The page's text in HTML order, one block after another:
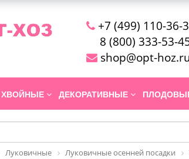
+7 (499) 110-36-
8 (800) 333-53-
shop@opt-hoz.ru
ХВОЙНЫЕ ДЕКОРАТИВНЫЕ
Луковичные Луковичные осенней посадки